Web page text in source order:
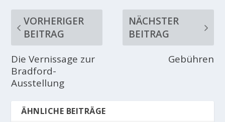
VORHERIGER
BEITRAG
Die Vernissage zur
Bradford-
Ausstellung
NÄCHSTER
BEITRAG
Gebühren
ÄHNLICHE BEITRÄGE